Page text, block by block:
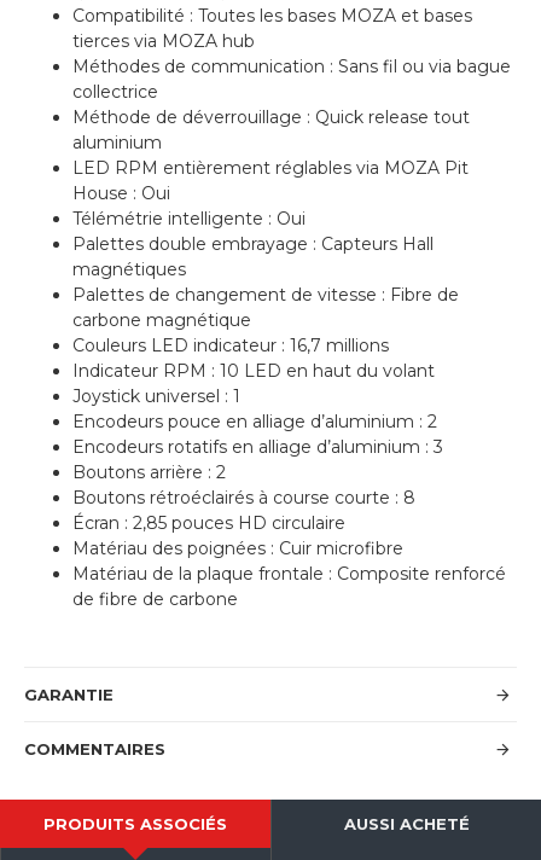
Compatibilité : Toutes les bases MOZA et bases
tierces via MOZA hub
Méthodes de communication : Sans fil ou via bague
collectrice
Méthode de déverrouillage : Quick release tout
aluminium
LED RPM entièrement réglables via MOZA Pit
House : Oui
Télémétrie intelligente : Oui
Palettes double embrayage : Capteurs Hall
magnétiques
Palettes de changement de vitesse : Fibre de
carbone magnétique
Couleurs LED indicateur : 16,7 millions
Indicateur RPM : 10 LED en haut du volant
Joystick universel : 1
Encodeurs pouce en alliage d’aluminium : 2
Encodeurs rotatifs en alliage d’aluminium : 3
Boutons arrière : 2
Boutons rétroéclairés à course courte : 8
Écran : 2,85 pouces HD circulaire
Matériau des poignées : Cuir microfibre
Matériau de la plaque frontale : Composite renforcé
de fibre de carbone
GARANTIE
COMMENTAIRES
PRODUITS ASSOCIÉS AUSSI ACHETÉ